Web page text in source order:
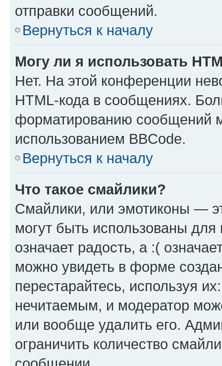
отправки сообщений.
Вернуться к началу
Могу ли я использовать
Нет. На этой конференции
HTML-кода в сообщениях.
форматированию сообщений
использованием BBCode.
Вернуться к началу
Что такое смайлики?
Смайлики, или эмотиконы —
могут быть использованы
означает радость, а :(
можно увидеть в форме
перестарайтесь, используя
нечитаемым, и модератор
или вообще удалить его.
ограничить количество